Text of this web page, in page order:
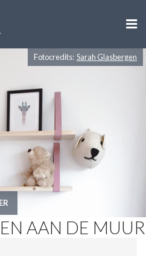

Fotocredits: Sarah Glasbergen
AAN DE MUUR